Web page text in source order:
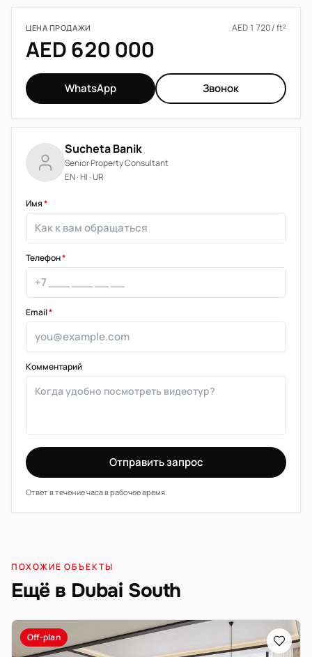
ЦЕНА ПРОДАЖИ AED 1 720 / ft²
AED 620 000
WhatsApp Звонок
Sucheta Banik
Senior Property Consultant
EN · HI · UR
Имя*
Телефон*
Email*
Комментарий
Отправить запрос
Ответ в течение часа в рабочее время.
ПОХОЖИЕ ОБЪЕКТЫ
Ещё в Dubai South
Off-plan